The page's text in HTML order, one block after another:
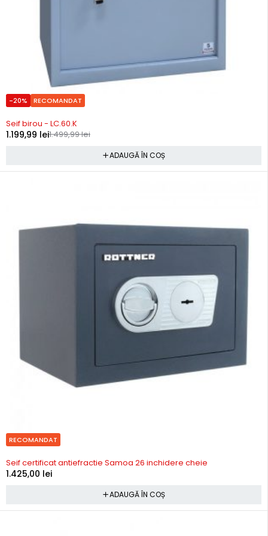
-20% RECOMANDAT
In stoc
Seif birou - LC.60.K
1.499,99lei
1.199,99 lei
ADAUGĂ ÎN COȘ
RECOMANDAT
In stoc
Seif certificat antiefractie Samoa 26 inchidere cheie
1.425,00 lei
ADAUGĂ ÎN COȘ